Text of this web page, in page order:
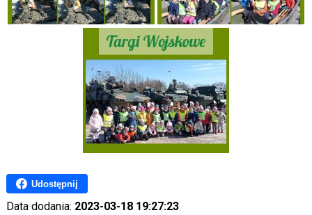
Udostępnij
Data dodania: 2023-03-18 19:27:23